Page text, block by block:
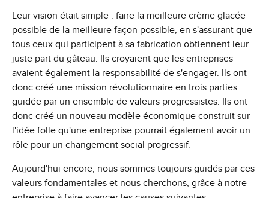
Leur vision était simple : faire la meilleure crème glacée
possible de la meilleure façon possible, en s'assurant que
tous ceux qui participent à sa fabrication obtiennent leur
juste part du gâteau. Ils croyaient que les entreprises
avaient également la responsabilité de s'engager. Ils ont
donc créé une mission révolutionnaire en trois parties
guidée par un ensemble de valeurs progressistes. Ils ont
donc créé un nouveau modèle économique construit sur
l'idée folle qu'une entreprise pourrait également avoir un
rôle pour un changement social progressif.
Aujourd'hui encore, nous sommes toujours guidés par ces
valeurs fondamentales et nous cherchons, grâce à notre